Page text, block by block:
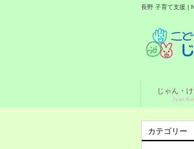
長野 子育て支援 |
じゃん・
Jyan
カテゴリー